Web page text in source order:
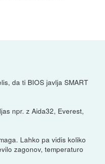
da ti BIOS javlja SMART
npr. z Aida32, Everest,
Lahko pa vidis koliko
zagonov, temperaturo